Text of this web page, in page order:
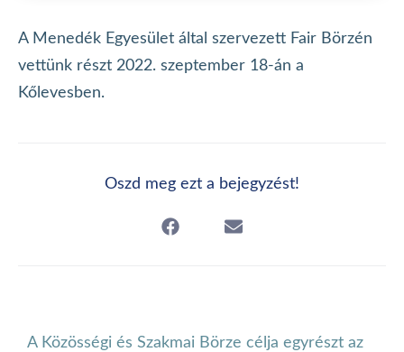
A Menedék Egyesület által szervezett Fair Börzén
vettünk részt 2022. szeptember 18-án a
Kőlevesben.
Oszd meg ezt a bejegyzést!
A Közösségi és Szakmai Börze célja egyrészt az